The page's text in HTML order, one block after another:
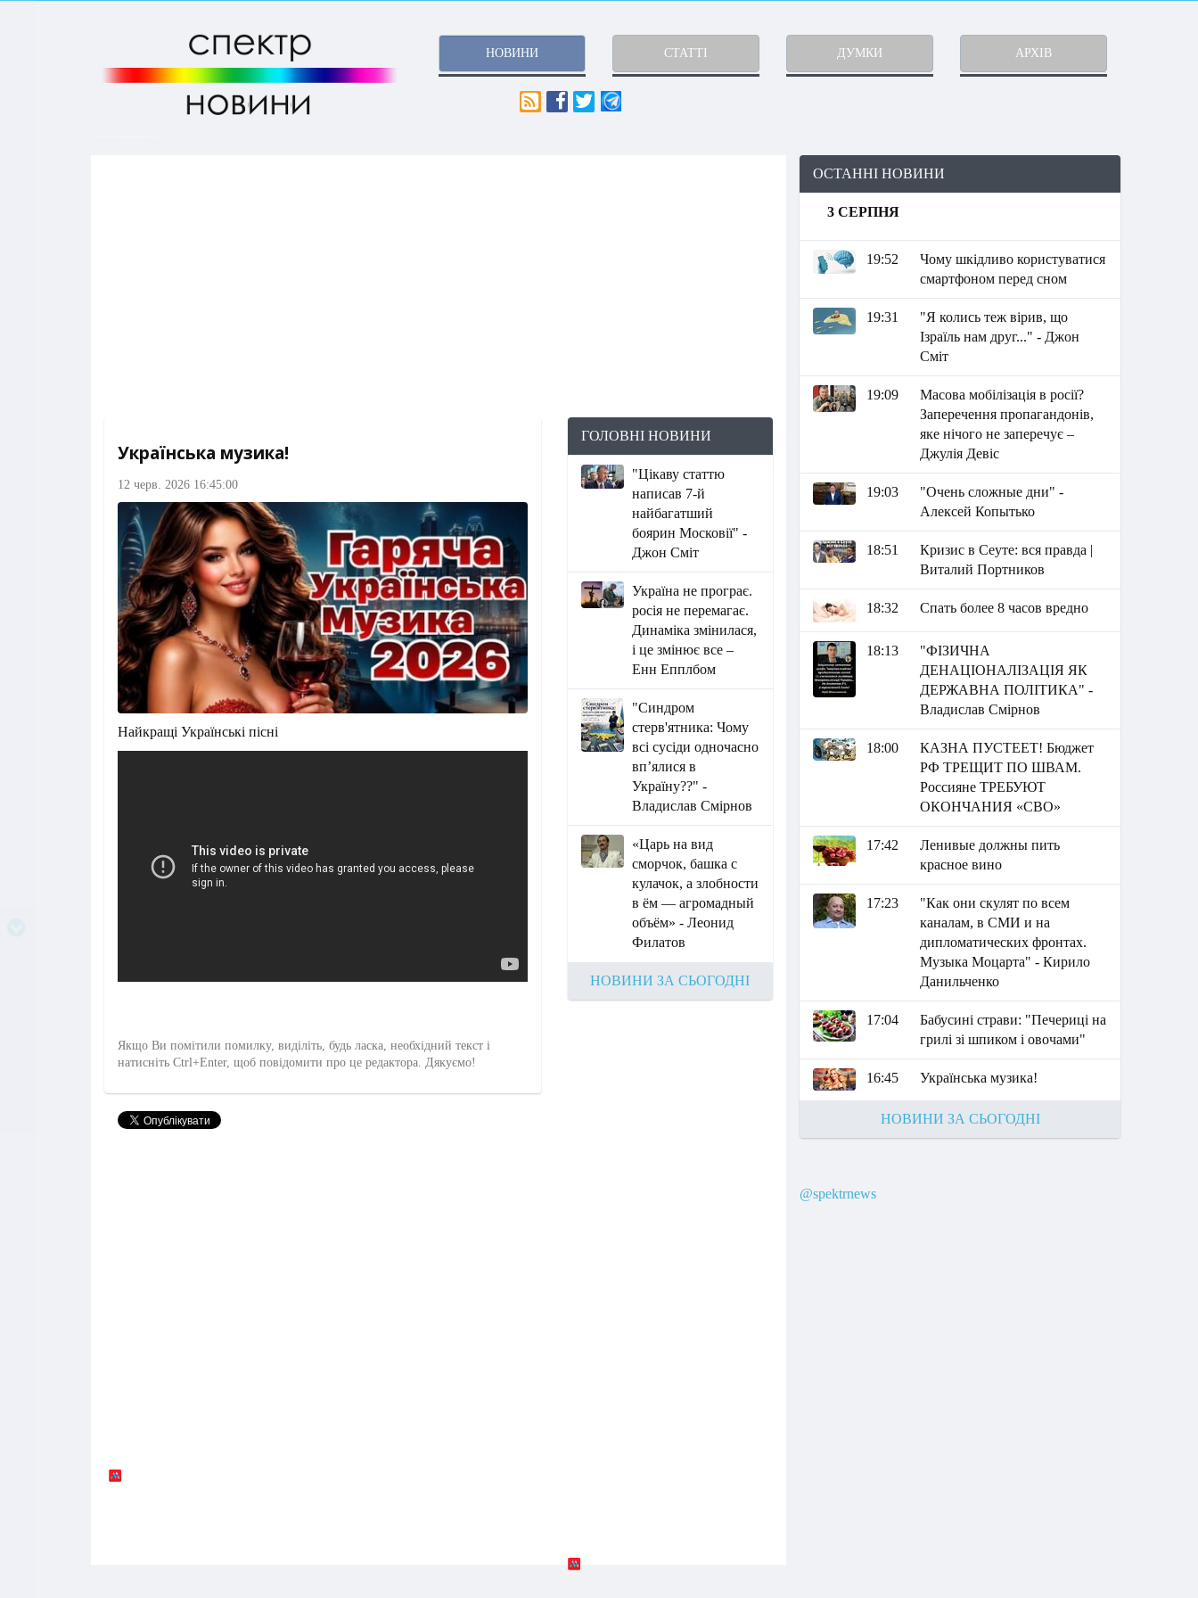
НОВИНИ СТАТТІ ДУМКИ АРХІВ
Українська музика!
12 черв. 2026 16:45:00
Найкращі Українські пісні
Якщо Ви помітили помилку, виділіть, будь ласка, необхідний текст і
натисніть Ctrl+Enter, щоб повідомити про це редактора. Дякуємо!
ГОЛОВНІ НОВИНИ
"Цікаву статтю
написав 7-й
найбагатший
боярин Московії" -
Джон Сміт
Україна не програє.
росія не перемагає.
Динаміка змінилася,
і це змінює все –
Енн Епплбом
"Синдром
стерв'ятника: Чому
всі сусіди одночасно
вп’ялися в
Україну??" -
Владислав Смірнов
«Царь на вид
сморчок, башка с
кулачок, а злобности
в ём — агромадный
объём» - Леонид
Филатов
НОВИНИ ЗА СЬОГОДНІ
ОСТАННІ НОВИНИ
3 СЕРПНЯ
19:52
Чому шкідливо користуватися
смартфоном перед сном
19:31
"Я колись теж вірив, що
Ізраїль нам друг..." - Джон
Сміт
19:09
Масова мобілізація в росії?
Заперечення пропагандонів,
яке нічого не заперечує –
Джулія Девіс
19:03
"Очень сложные дни" -
Алексей Копытько
18:51
Кризис в Сеуте: вся правда |
Виталий Портников
18:32 Спать более 8 часов вредно
18:13
"ФІЗИЧНА
ДЕНАЦІОНАЛІЗАЦІЯ ЯК
ДЕРЖАВНА ПОЛІТИКА" -
Владислав Смірнов
18:00
КАЗНА ПУСТЕЕТ! Бюджет
РФ ТРЕЩИТ ПО ШВАМ.
Россияне ТРЕБУЮТ
ОКОНЧАНИЯ «СВО»
17:42
Ленивые должны пить
красное вино
17:23
"Как они скулят по всем
каналам, в СМИ и на
дипломатических фронтах.
Музыка Моцарта" - Кирило
Данильченко
17:04
Бабусині страви: "Печериці на
грилі зі шпиком і овочами"
16:45 Українська музика!
НОВИНИ ЗА СЬОГОДНІ
@spektrnews